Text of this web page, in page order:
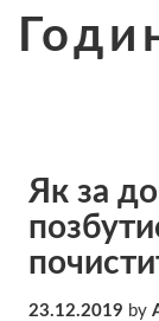
Як за
23.12.2019 by